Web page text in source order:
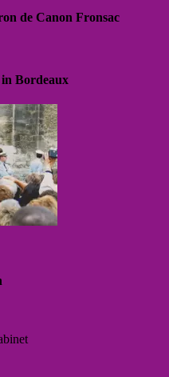
de Canon Fronsac
in Bordeaux